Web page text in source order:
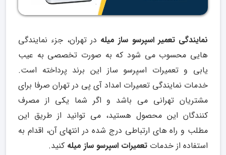
نمایندگی تعمیر اسپرسو ساز میله در تهران، جزء نمایندگی
هایی محسوب می شود که به صورت تخصصی به عیب
یابی و تعمیرات اسپرسو ساز این برند پرداخته است.
خدمات نمایندگی تعمیرات امداد آی پی در تهران صرفا برای
مشتریان تهرانی می باشد و اگر شما یکی از مصرف
کنندگان این محصول هستید، می توانید از طریق این
مطلب و راه های ارتباطی درج شده در انتهای آن، اقدام به
استفاده از خدمات تعمیرات اسپرسو ساز میله کنید.